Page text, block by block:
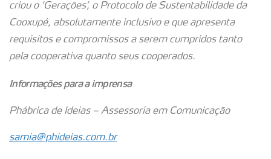
criou o ‘Gerações’, o Protocolo de Sustentabilidade da
Cooxupé, absolutamente inclusivo e que apresenta
requisitos e compromissos a serem cumpridos tanto
pela cooperativa quanto seus cooperados.
Informações para a imprensa
Phábrica de Ideias – Assessoria em Comunicação
samia@phideias.com.br